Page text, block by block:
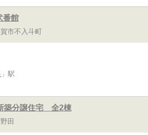
番館
市不入斗町
」駅
築分譲住宅 全2棟
田